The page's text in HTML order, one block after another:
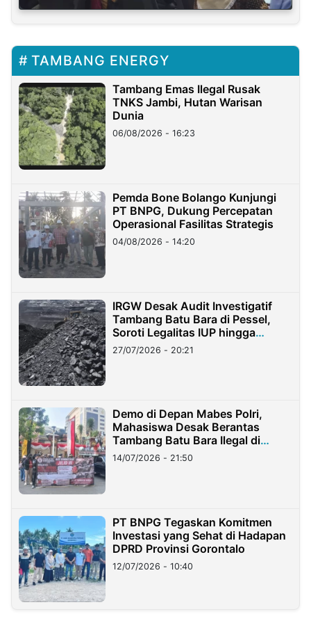
TAMBANG ENERGY
Tambang Emas Ilegal Rusak
TNKS Jambi, Hutan Warisan
Dunia
06/08/2026 - 16:23
Pemda Bone Bolango Kunjungi
PT BNPG, Dukung Percepatan
Operasional Fasilitas Strategis
04/08/2026 - 14:20
IRGW Desak Audit Investigatif
Tambang Batu Bara di Pessel,
Soroti Legalitas IUP hingga
Stockpile
27/07/2026 - 20:21
Demo di Depan Mabes Polri,
Mahasiswa Desak Berantas
Tambang Batu Bara Ilegal di
Lampung
14/07/2026 - 21:50
PT BNPG Tegaskan Komitmen
Investasi yang Sehat di Hadapan
DPRD Provinsi Gorontalo
12/07/2026 - 10:40